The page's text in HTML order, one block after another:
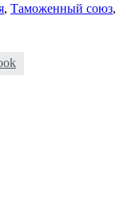
, Таможенный союз,